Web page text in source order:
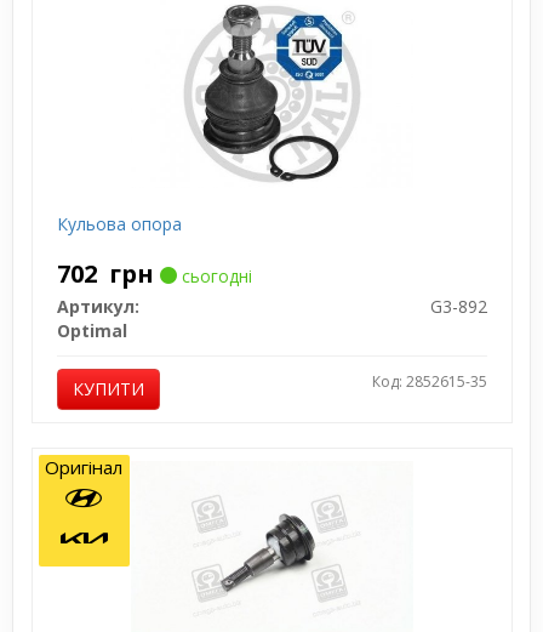
Кульова опора
702 грн
сьогодні
Артикул:
G3-892
Optimal
КУПИТИ Код: 2852615-35
Оригінал